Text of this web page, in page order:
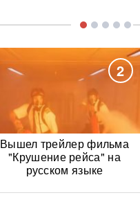
2
Вышел трейлер фильма
"Крушение рейса" на
русском языке